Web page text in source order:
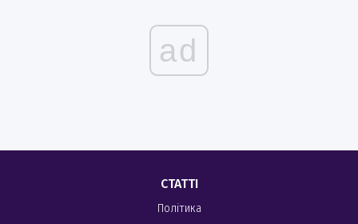
ad
СТАТТІ
Політика